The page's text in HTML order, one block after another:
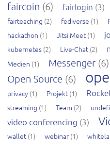
faircoin (6) fairlogin (3)
fairteaching (2) fediverse (1)
hackathon (1) Jitsi Meet(1)
kubernetes (2) Live-Chat(2)
Medien (1) Messenger (6)
Open Source (6)
privacy (1) Projekt(1)
streaming (1) Team (2)
video conferencing (3)
wallet(1) webinar (1)